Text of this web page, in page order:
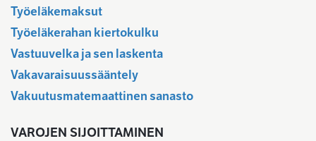
Työeläkemaksut
Työeläkerahan kiertokulku
Vastuuvelka ja sen laskenta
Vakavaraisuussääntely
Vakuutusmatemaattinen sanasto
VAROJEN SIJOITTAMINEN